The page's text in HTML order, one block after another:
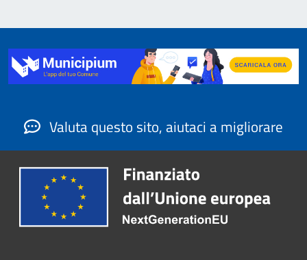
Valuta questo sito, aiutaci a migliorare